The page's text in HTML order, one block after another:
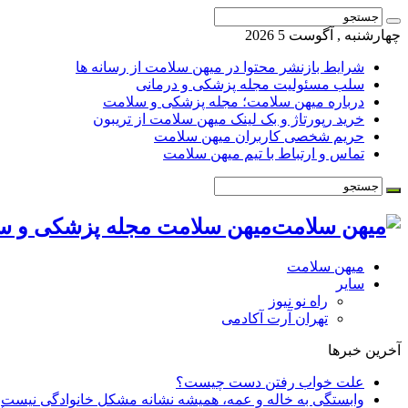
چهارشنبه , آگوست 5 2026
شرایط بازنشر محتوا در میهن سلامت از رسانه ها
سلب مسئولیت مجله پزشکی و درمانی
درباره میهن سلامت؛ مجله پزشکی و سلامت
خرید رپورتاژ و بک لینک میهن سلامت از تریبون
حریم شخصی کاربران میهن سلامت
تماس و ارتباط با تیم میهن سلامت
میهن سلامت مجله پزشکی و
میهن سلامت
سایر
راه نو نیوز
تهران آرت آکادمی
آخرین خبرها
علت خواب رفتن دست چیست؟
وابستگی به خاله و عمه، همیشه نشانه مشکل خانوادگی نیست